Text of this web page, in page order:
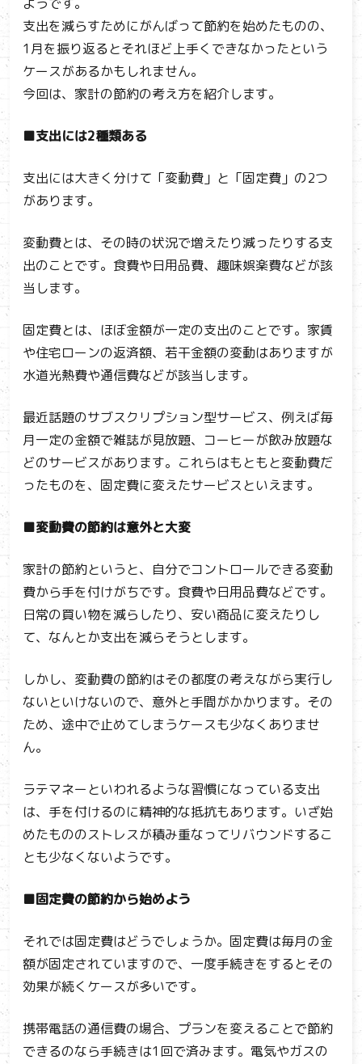
支出を減らすためにがんばって節約を始めたものの、
1月を振り返るとそれほど上手くできなかったという
ケースがあるかもしれません。
今回は、家計の節約の考え方を紹介します。
■支出には2種類ある
支出には大きく分けて「変動費」と「固定費」の2つ
があります。
変動費とは、その時の状況で増えたり減ったりする支
出のことです。食費や日用品費、趣味娯楽費などが該
当します。
固定費とは、ほぼ金額が一定の支出のことです。家賃
や住宅ローンの返済額、若干金額の変動はありますが
水道光熱費や通信費などが該当します。
最近話題のサブスクリプション型サービス、例えば毎
月一定の金額で雑誌が見放題、コーヒーが飲み放題な
どのサービスがあります。これらはもともと変動費だ
ったものを、固定費に変えたサービスといえます。
■変動費の節約は意外と大変
家計の節約というと、自分でコントロールできる変動
費から手を付けがちです。食費や日用品費などです。
日常の買い物を減らしたり、安い商品に変えたりし
て、なんとか支出を減らそうとします。
しかし、変動費の節約はその都度の考えながら実行し
ないといけないので、意外と手間がかかります。その
ため、途中で止めてしまうケースも少なくありませ
ん。
ラテマネーといわれるような習慣になっている支出
は、手を付けるのに精神的な抵抗もあります。いざ始
めたもののストレスが積み重なってリバウンドするこ
とも少なくないようです。
■固定費の節約から始めよう
それでは固定費はどうでしょうか。固定費は毎月の金
額が固定されていますので、一度手続きをするとその
効果が続くケースが多いです。
携帯電話の通信費の場合、プランを変えることで節約
できるのなら手続きは1回で済みます。電気やガスの